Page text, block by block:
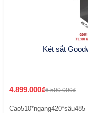
Két sắt
4.899.000₫6.500.000₫
Cao510*ngang420*sâu485